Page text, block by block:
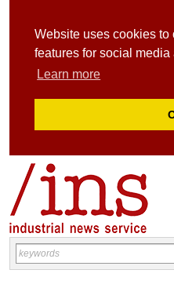
Website uses cookies to
features for social
Learn more